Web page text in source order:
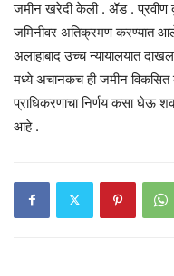
जमीन खरेदी केली . ॲड . प्रवीण
जमिनीवर अतिक्रमण करण्यात आले
अलाहाबाद उच्च न्यायालयात
मध्ये अचानकच ही जमीन विकसित
प्राधिकरणाचा निर्णय कसा
आहे .